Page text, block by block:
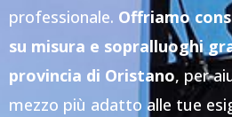
professionale. Offriamo
su misura e sopralluoghi
provincia di Oristano, per
mezzo più adatto alle tue